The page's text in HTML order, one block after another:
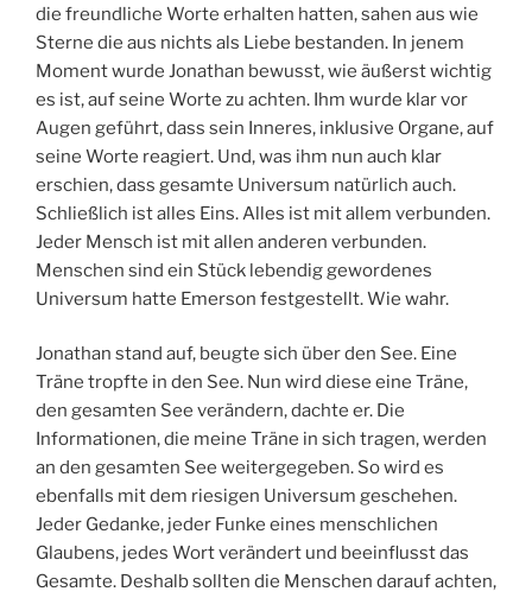
die freundliche Worte erhalten hatten, sahen aus wie
Sterne die aus nichts als Liebe bestanden. In jenem
Moment wurde Jonathan bewusst, wie äußerst wichtig
es ist, auf seine Worte zu achten. Ihm wurde klar vor
Augen geführt, dass sein Inneres, inklusive Organe, auf
seine Worte reagiert. Und, was ihm nun auch klar
erschien, dass gesamte Universum natürlich auch.
Schließlich ist alles Eins. Alles ist mit allem verbunden.
Jeder Mensch ist mit allen anderen verbunden.
Menschen sind ein Stück lebendig gewordenes
Universum hatte Emerson festgestellt. Wie wahr.
Jonathan stand auf, beugte sich über den See. Eine
Träne tropfte in den See. Nun wird diese eine Träne,
den gesamten See verändern, dachte er. Die
Informationen, die meine Träne in sich tragen, werden
an den gesamten See weitergegeben. So wird es
ebenfalls mit dem riesigen Universum geschehen.
Jeder Gedanke, jeder Funke eines menschlichen
Glaubens, jedes Wort verändert und beeinflusst das
Gesamte. Deshalb sollten die Menschen darauf achten,